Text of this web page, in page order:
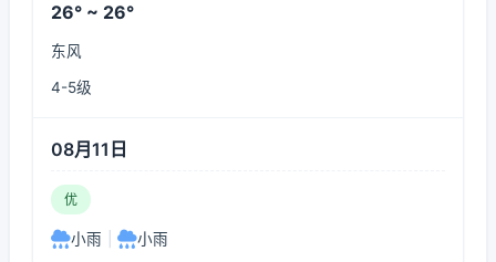
26° ~ 26°
东风
4-5级
08月11日
优
小雨 小雨